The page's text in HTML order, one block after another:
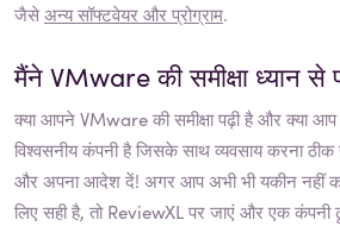
जैसेअन्य सॉफ्टवेयर और प्रोग्राम.
मैंनेVMwareकी समीक्षा ध्यान
क्या आपनेVMwareकी समीक्षा पढ़ी है और क्या
विश्वसनीय कंपनी है जिसके साथ व्यवसाय करना ठीक
और अपना आदेश दें! अगर आप अभी भी यकीन नहीं
लिए सही है, तो ReviewXL पर जाएं और एक